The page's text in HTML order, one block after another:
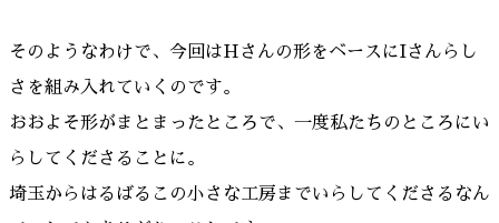
そのようなわけで、今回はHさんの形をベースにIさんらし
さを組み入れていくのです。
おおよそ形がまとまったところで、一度私たちのところにい
らしてくださることに。
埼玉からはるばるこの小さな工房までいらしてくださるなん